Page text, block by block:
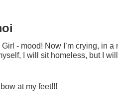
- mood! Now I’m crying, in
I will sit homeless, but I
at my feet!!!